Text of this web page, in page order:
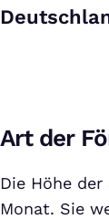
Art der
Die Höhe
Monat. Sie